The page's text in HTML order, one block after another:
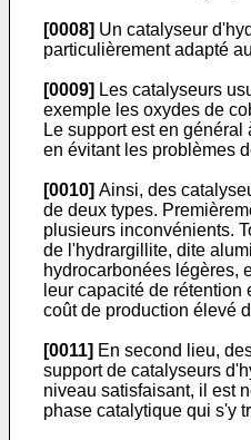
[0008] Un catalyseur
particulièrement adapté
[0009] Les catalyseurs
exemple les oxydes de
Le support est en
en évitant les problèmes
[0010] Ainsi, des
de deux types.
plusieurs inconvénients.
de l'hydrargillite, dite
hydrocarbonées légères,
leur capacité de
coût de production élevé
[0011] En second lieu,
support de catalyseurs
niveau satisfaisant, il est
phase catalytique qui s'y